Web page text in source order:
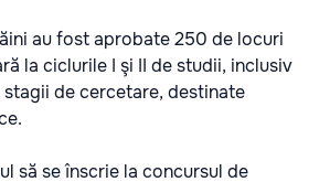
au fost aprobate 250 de locuri
la ciclurile I şi II de studii, inclusiv
de cercetare, destinate
să se înscrie la concursul de